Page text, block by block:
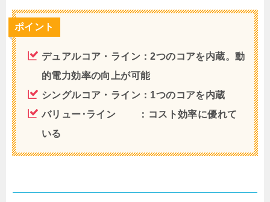
ポイント
デュアルコア・ライン：2つのコアを内蔵。動
的電力効率の向上が可能
シングルコア・ライン：1つのコアを内蔵
バリュー･ライン ：コスト効率に優れて
いる